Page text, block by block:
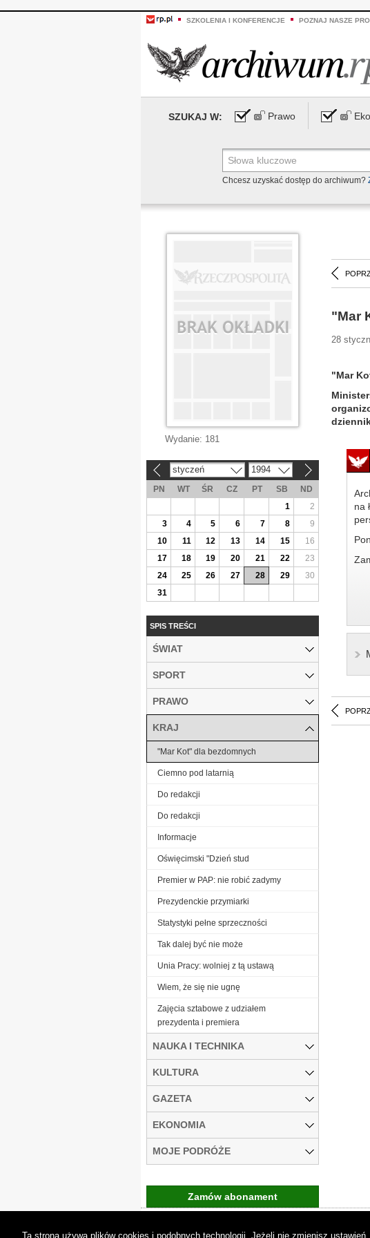
SZKOLENIA I KONFERENCJE POZNAJ NASZE
SZUKAJ W: Prawo
Chcesz uzyskać dostęp do archiwum?
"Mar
28
"Mar
na
Wydanie: 181
styczeń 1994
PN WT ŚR CZ PT SB
ND
1
2
3
4 5 6 7 8
9
10
11 12 13 14 15
16
17
18 19 20 21 22
23
24
25 26 27 28 29
30
31
SPIS TREŚCI
ŚWIAT
SPORT
PRAWO
KRAJ
"Mar Kot" dla bezdomnych
Ciemno pod latarnią
Do redakcji
Do redakcji
Informacje
Oświęcimski "Dzień stud
Premier w PAP: nie robić zadymy
Prezydenckie przymiarki
Statystyki pełne sprzeczności
Tak dalej być nie może
Unia Pracy: wolniej z tą ustawą
Wiem, że się nie ugnę
Zajęcia sztabowe z udziałem
prezydenta i premiera
NAUKA I TECHNIKA
KULTURA
GAZETA
EKONOMIA
MOJE PODRÓŻE
Zamów abonament
Ta strona używa plików cookies i podobnych technologii. Jeżeli nie zmienisz